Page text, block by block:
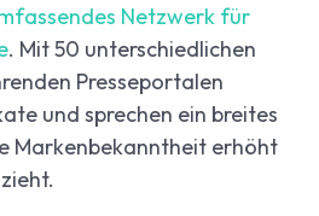
Netzwerk für
. Mit 50 unterschiedlichen
Presseportalen
und sprechen ein breites
Markenbekanntheit erhöht